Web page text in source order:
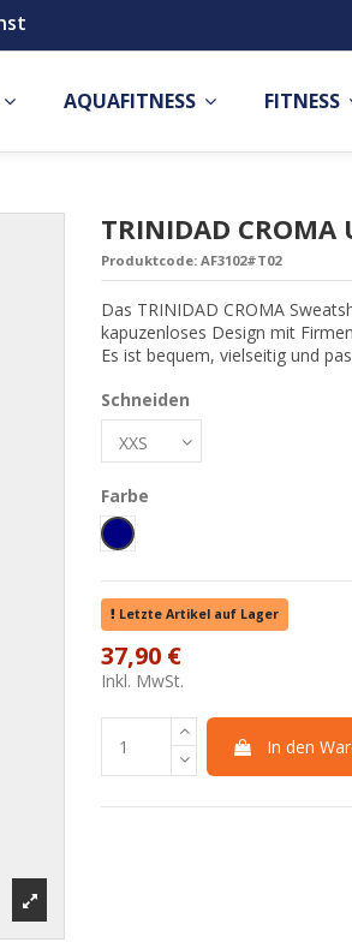
AQUAFITNESS FITNESS
TRINIDAD
Produktcode: AF3102#T02
Das TRINIDAD CROMA
kapuzenloses Design mit
Es ist bequem, vielseitig und
Schneiden
Farbe
Blu Navy
Letzte Artikel auf Lager
37,90 €
Inkl. MwSt.
In den